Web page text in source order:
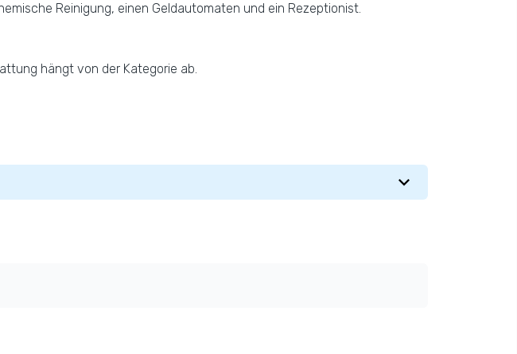
Reinigung, einen Geldautomaten und ein Rezeptionist.
hängt von der Kategorie ab.